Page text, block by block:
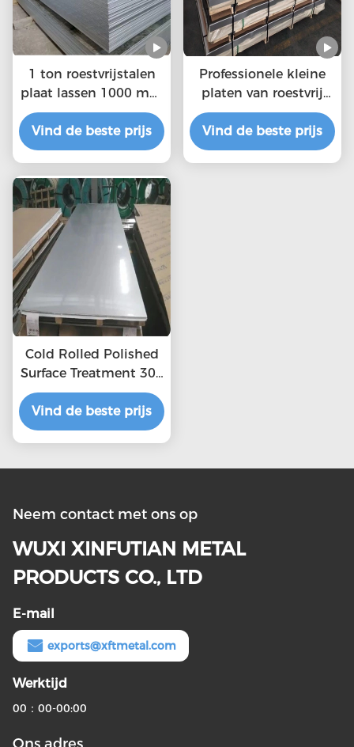
1 ton roestvrijstalen
plaat lassen 1000 mm
- 6000 mm 0,3 mm
Vind de beste prijs
Professionele kleine
platen van roestvrij
staal met dekking 2
mm dikke
roestvrijstalen plaat
Vind de beste prijs
Cold Rolled Polished
Surface Treatment 304
2b Stainless Steel
Sheet
Vind de beste prijs
Neem contact met ons op
WUXI XINFUTIAN METAL
PRODUCTS CO., LTD
E-mail
exports@xftmetal.com
Werktijd
00：00-00:00